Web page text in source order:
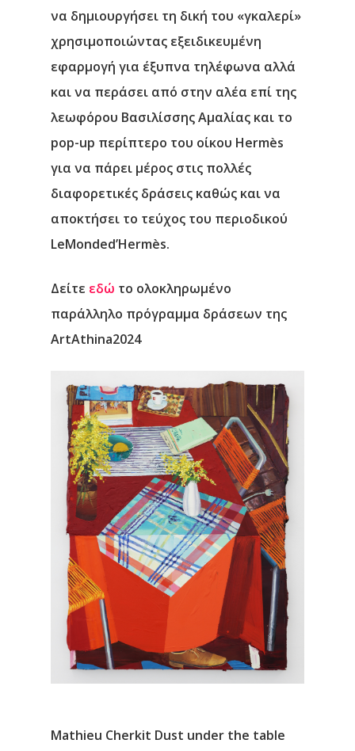
να δημιουργήσει τη δική του «γκαλερί»
χρησιμοποιώντας εξειδικευμένη
εφαρμογή για έξυπνα τηλέφωνα αλλά
και να περάσει από στην αλέα επί της
λεωφόρου Βασιλίσσης Αμαλίας και το
pop-up περίπτερο του οίκου Hermès
για να πάρει μέρος στις πολλές
διαφορετικές δράσεις καθώς και να
αποκτήσει το τεύχος του περιοδικού
LeMonded’Hermès.
Δείτε εδώ το ολοκληρωμένο
παράλληλο πρόγραμμα δράσεων της
ArtAthina2024
Mathieu Cherkit Dust under the table